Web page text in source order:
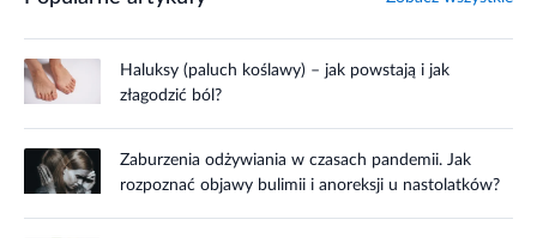
Haluksy (paluch koślawy) – jak powstają i jak
złagodzić ból?
Zaburzenia odżywiania w czasach pandemii. Jak
rozpoznać objawy bulimii i anoreksji u nastolatków?